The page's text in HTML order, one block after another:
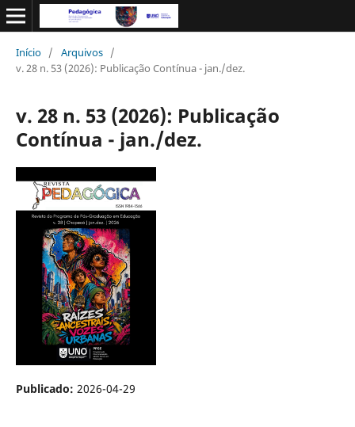
Início / Arquivos /
v. 28 n. 53 (2026): Publicação Contínua - jan./dez.
v. 28 n. 53 (2026): Publicação
Contínua - jan./dez.
Publicado: 2026-04-29